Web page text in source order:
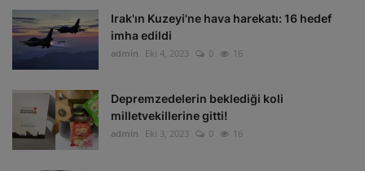
Irak'ın Kuzeyi'ne hava harekatı: 16 hedef
imha edildi
admin Eki 4, 2023 0 16
Depremzedelerin beklediği koli
milletvekillerine gitti!
admin Eki 3, 2023 0 16